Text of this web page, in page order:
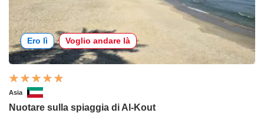
Ero lì Voglio andare là
Asia
Nuotare sulla spiaggia di Al-Kout